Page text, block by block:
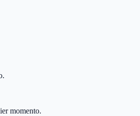
momento.